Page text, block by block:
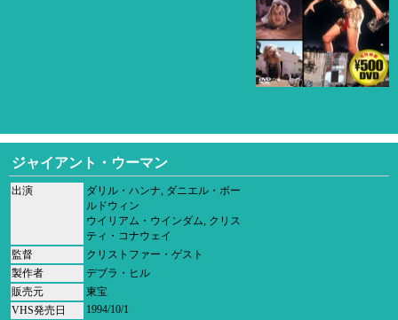
ジャイアント・ウーマン
出演
ダリル・ハンナ, ダニエル・ボー
ルドウィン
ウイリアム・ウインダム, クリス
ティ・コナウェイ
監督
クリストファー・ゲスト
製作者
デブラ・ヒル
販売元
東宝
VHS発売日
1994/10/1